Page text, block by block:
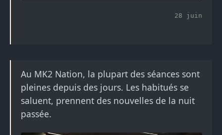
28 juin
Au MK2 Nation, la plupart des séances sont
pleines depuis des jours. Les habitués se
saluent, prennent des nouvelles de la nuit
passée.